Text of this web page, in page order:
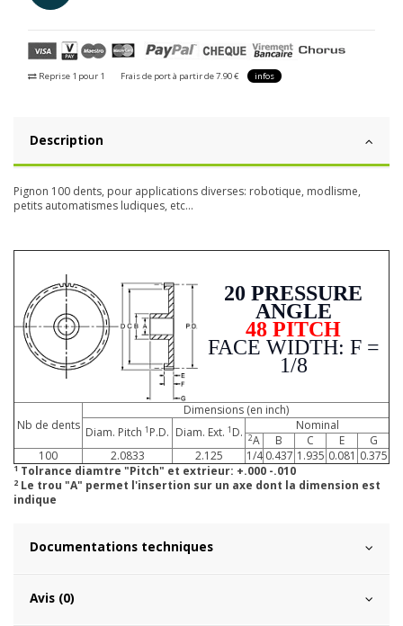
Reprise 1 pour 1 Frais de port à partir de 7.90 € infos
Description
Pignon 100 dents, pour applications diverses: robotique, modlisme,
petits automatismes ludiques, etc...
20 PRESSURE
ANGLE
48 PITCH
FACE WIDTH: F =
1/8
Nb de dents
Dimensions (en inch)
Diam. Pitch 1 P.D. Diam. Ext. 1 D. Nominal
2A B C E
G
100
2.0833 2.125 1/4 0.437 1.935 0.081 0.375
1 Tolrance diamtre "Pitch" et extrieur: +.000 -.010
2 Le trou "A" permet l'insertion sur un axe dont la dimension est
indique
Documentations techniques
Avis (0)